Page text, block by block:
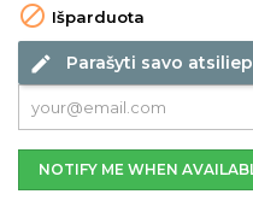
 Išparduota
edit Parašyti savo
NOTIFY ME WHEN